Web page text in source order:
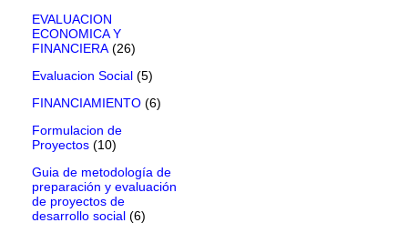
EVALUACION
ECONOMICA Y
FINANCIERA (26)
Evaluacion Social (5)
FINANCIAMIENTO (6)
Formulacion de
Proyectos (10)
Guia de metodología de
preparación y evaluación
de proyectos de
desarrollo social (6)